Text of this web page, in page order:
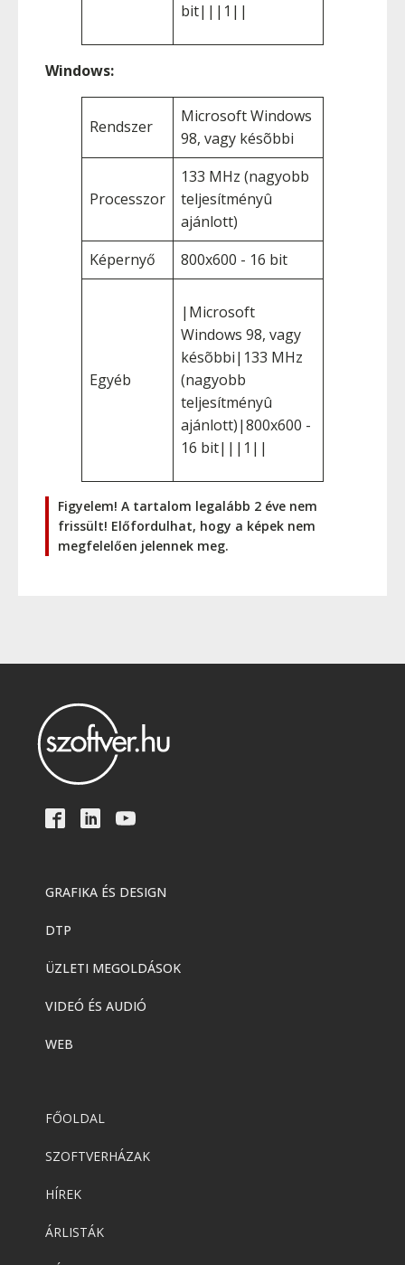
bit|||1||
Windows:
Rendszer
Microsoft Windows
98, vagy késõbbi
Processzor
133 MHz (nagyobb
teljesítményû
ajánlott)
Képernyő
800x600 - 16 bit
Egyéb
|Microsoft
Windows 98, vagy
késõbbi|133 MHz
(nagyobb
teljesítményû
ajánlott)|800x600 -
16 bit|||1||
Figyelem! A tartalom legalább 2 éve nem
frissült! Előfordulhat, hogy a képek nem
megfelelően jelennek meg.
GRAFIKA ÉS DESIGN
DTP
ÜZLETI MEGOLDÁSOK
VIDEÓ ÉS AUDIÓ
WEB
FŐOLDAL
SZOFTVERHÁZAK
HÍREK
ÁRLISTÁK